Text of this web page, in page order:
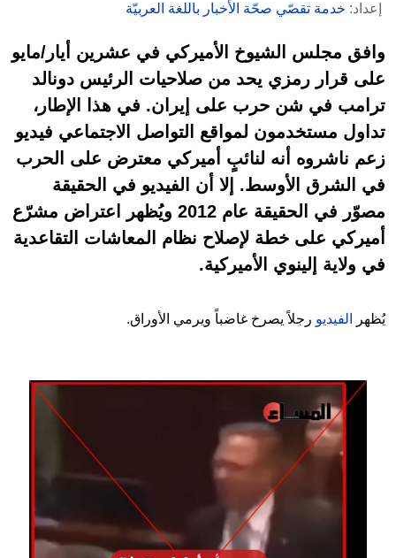
إعداد: خدمة تقصّي صحّة الأخبار باللغة العربيّة
وافق مجلس الشيوخ الأميركي في عشرين أيار/مايو
على قرار رمزي يحد من صلاحيات الرئيس دونالد
ترامب في شن حرب على إيران. في هذا الإطار،
تداول مستخدمون لمواقع التواصل الاجتماعي فيديو
زعم ناشروه أنه لنائبٍ أميركي معترض على الحرب
في الشرق الأوسط. إلا أن الفيديو في الحقيقة
مصوّر في الحقيقة عام 2012 ويُظهر اعتراض مشرّع
أميركي على خطة لإصلاح نظام المعاشات التقاعدية
في ولاية إلينوي الأميركية.
يُظهر الفيديو رجلاً يصرخ غاضباً ويرمي الأوراق.
Image